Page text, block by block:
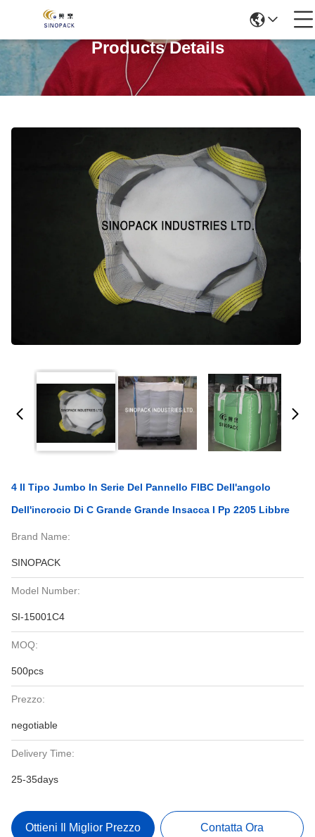
Products Details
4 Il Tipo Jumbo In Serie Del Pannello FIBC Dell'angolo
Dell'incrocio Di C Grande Grande Insacca I Pp 2205 Libbre
Brand Name:
SINOPACK
Model Number:
SI-15001C4
MOQ:
500pcs
Prezzo:
negotiable
Delivery Time:
25-35days
Ottieni Il Miglior Prezzo Contatta Ora